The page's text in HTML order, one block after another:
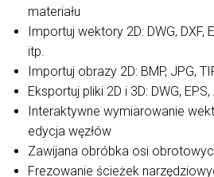
materiału
Importuj wektory 2D: DWG, DXF,
itp.
Importuj obrazy 2D: BMP, JPG,
Eksportuj pliki 2D i 3D: DWG,
Interaktywne wymiarowanie
edycja węzłów
Zawijana obróbka osi
Frezowanie ścieżek